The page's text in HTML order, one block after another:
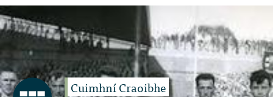
Cuimhní Craoibhe